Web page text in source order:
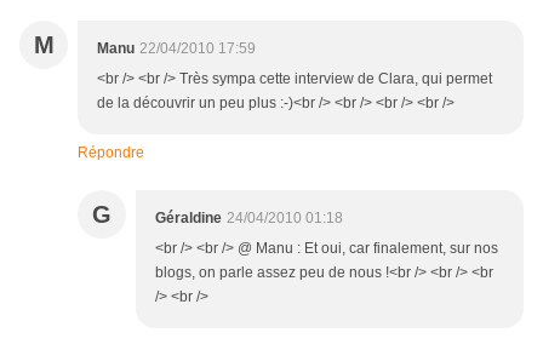
M Manu 22/04/2010 17:59
<br /> <br /> Très sympa cette interview de Clara, qui permet
de la découvrir un peu plus :-)<br /> <br /> <br /> <br />
Répondre
G Géraldine 24/04/2010 01:18
<br /> <br /> @ Manu : Et oui, car finalement, sur nos
blogs, on parle assez peu de nous !<br /> <br /> <br
/> <br />